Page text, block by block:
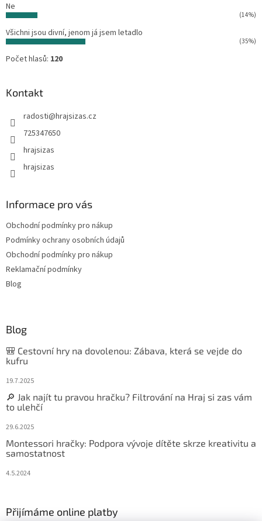
Ne
(14%)
Všichni jsou divní, jenom já jsem letadlo
(35%)
Počet hlasů: 120
Kontakt
radosti@hrajsizas.cz
725347650
hrajsizas
hrajsizas
Informace pro vás
Obchodní podmínky pro nákup
Podmínky ochrany osobních údajů
Obchodní podmínky pro nákup
Reklamační podmínky
Blog
Blog
🎒 Cestovní hry na dovolenou: Zábava, která se vejde do
kufru
19.7.2025
🔎 Jak najít tu pravou hračku? Filtrování na Hraj si zas vám
to ulehčí
29.6.2025
Montessori hračky: Podpora vývoje dítěte skrze kreativitu a
samostatnost
4.5.2024
Přijímáme online platby